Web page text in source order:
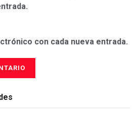
con cada nueva entrada.